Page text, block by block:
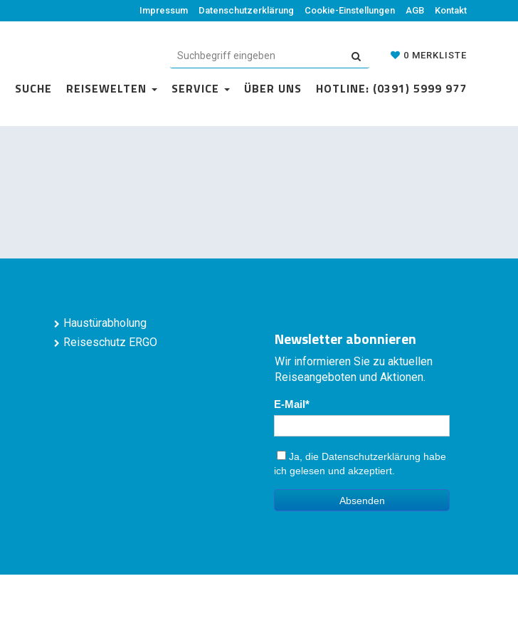
Impressum Datenschutzerklärung Cookie-Einstellungen AGB Kontakt
0 MERKLISTE
SUCHE REISEWELTEN SERVICE ÜBER UNS HOTLINE: (0391) 5999 977
Haustürabholung
Reiseschutz ERGO
Newsletter abonnieren
Wir informieren Sie zu aktuellen
Reiseangeboten und Aktionen.
E-Mail
Ja, die Datenschutzerklärung habe
ich gelesen und akzeptiert.
Absenden